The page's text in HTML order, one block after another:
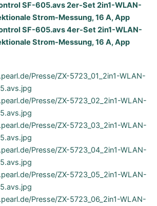
SF-605.avs 2er-Set 2in1-WLAN-
Strom-Messung, 16 A, App
SF-605.avs 4er-Set 2in1-WLAN-
Strom-Messung, 16 A, App
Presse/ZX-5723_01_2in1-WLAN-
Presse/ZX-5723_02_2in1-WLAN-
Presse/ZX-5723_03_2in1-WLAN-
Presse/ZX-5723_04_2in1-WLAN-
Presse/ZX-5723_05_2in1-WLAN-
Presse/ZX-5723_06_2in1-WLAN-